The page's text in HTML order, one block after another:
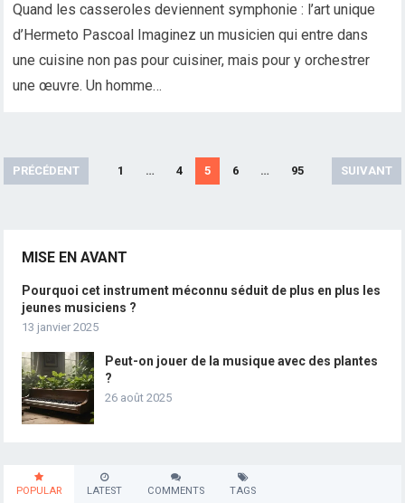
Quand les casseroles deviennent symphonie : l’art unique
d’Hermeto Pascoal Imaginez un musicien qui entre dans
une cuisine non pas pour cuisiner, mais pour y orchestrer
une œuvre. Un homme…
Pagination
des
PRÉCÉDENT 1 … 4 5 6 … 95 SUIVANT
MISE EN AVANT
Pourquoi cet instrument méconnu séduit de plus en plus les
jeunes musiciens ?
13 janvier 2025
Peut-on jouer de la musique avec des plantes
?
26 août 2025
POPULAR LATEST COMMENTS TAGS